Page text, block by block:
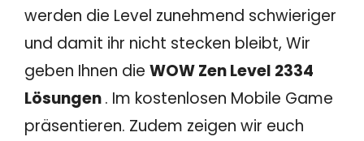
werden die Level zunehmend schwieriger
und damit ihr nicht stecken bleibt, Wir
geben Ihnen die WOW Zen Level 2334
Lösungen. Im kostenlosen Mobile Game
präsentieren. Zudem zeigen wir euch